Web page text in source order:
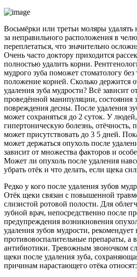
Восьмёрки или третьи моляры
за неправильного расположения в
переплетаться, что значительно
Очень часто доктору приходится
полностью удалить корни.
мудрого зуба поможет стоматологу без
положение корней. Сколько держится
удаления зуба мудрости? Всё зависит
проведённой манипуляции, состояния
повреждения десны. После удаления
может сохраняться до 2 суток. У
гипертоническую болезнь, отёчность,
может присутствовать до 3 5 дней.
может держаться опухоль после
зависит от множества факторов и
Может ли опухоль после удаления
убрать отёк и что делать, если щека
Редко у кого после удаления зубов
Отёк щеки связан с повышенной
слизистой ротовой полости. Для
зубной врач, непосредственно после
предупреждения возникновения
удаления зубов мудрости,
противовоспалительные препараты, а
антибиотики. Тревожным звоночком
щеки после удаления зуба,
причинам нарастающего отёка относят: